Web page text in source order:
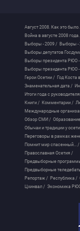
Август 2008. Как это
Война в августе 2008
Выборы - 2009 / Выборы -
Выборы депутатов
Выборы президента РЮО -
Выборы президента РЮО -
Герои Осетии / Год Коста
Знаменательная дата /
Итоги года с
Книги / Комментарии /
Международные
Обзор СМИ /
Обычаи и традиции у
Переговоры в рамках
Помнит мир спасенный... /
Православная Осетия /
Предвыборные
Предвыборные
Репортаж / Республика /
Цхинвал / Экономика